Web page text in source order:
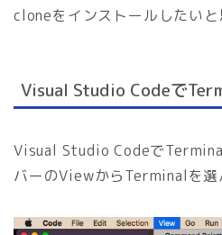
cloneをインストールしたいと
Visual Studio Codeで
Visual Studio Codeで
バーのViewからTerminalを選